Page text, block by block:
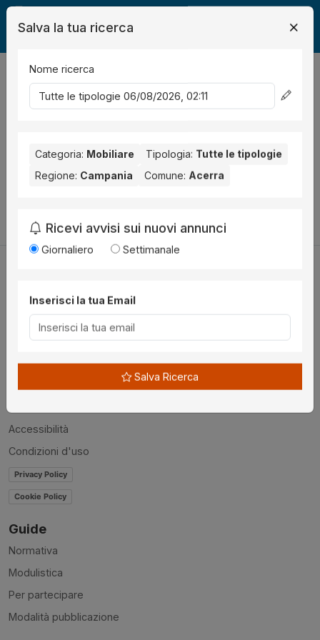
Legalmente Mobili
risultati Ordina per
risultato per la Provincia selezionata:Napoli.
Prova a modificare i parametri di ricerca:
Utilità
Chi siamo
Disclaimer
Accessibilità
Condizioni d'uso
Privacy Policy
Cookie Policy
Guide
Normativa
Modulistica
Per partecipare
Modalità pubblicazione
Salva la tua ricerca
Nome ricerca
Categoria: Mobiliare Tipologia: Tutte le tipologie
Regione: Campania Comune: Acerra
Ricevi avvisi sui nuovi annunci
Giornaliero Settimanale
Inserisci la tua Email
Salva Ricerca